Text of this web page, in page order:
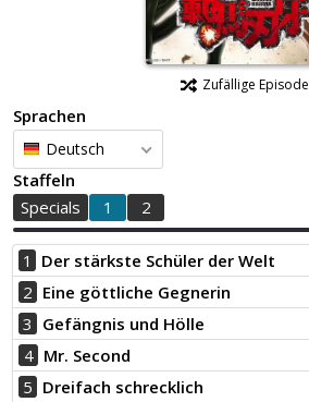
Zufällige Episode
Sprachen
Deutsch
Staffeln
Specials
1 2
1
Der stärkste Schüler der Welt
2 Eine göttliche Gegnerin
3 Gefängnis und Hölle
4 Mr. Second
5 Dreifach schrecklich